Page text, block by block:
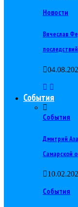
Новости
Вячеслав
События
События
Дмитрий
Самарской
События